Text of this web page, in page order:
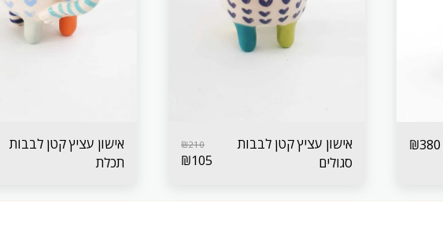
₪380
אישון עציץ קטן לבבות
סגולים
₪210
₪105
אישון עציץ קטן לבבות
תכלת